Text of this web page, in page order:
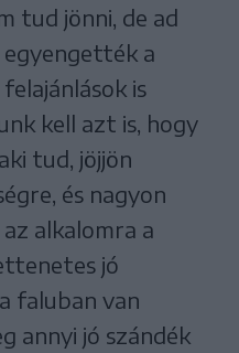
tud jönni, de ad
a
is
kell azt is, hogy
tud, jöjjön
és nagyon
alkalomra a
jó
faluban van
annyi jó szándék